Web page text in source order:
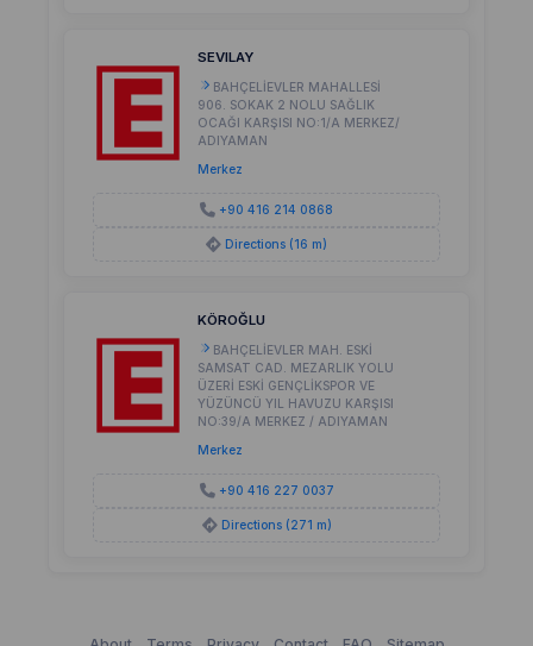
SEVILAY
BAHÇELİEVLER MAHALLESİ
906. SOKAK 2 NOLU SAĞLIK
OCAĞI KARŞISI NO:1/A MERKEZ/
ADIYAMAN
Merkez
+90 416 214 0868
Directions (16 m)
KÖROĞLU
BAHÇELİEVLER MAH. ESKİ
SAMSAT CAD. MEZARLIK YOLU
ÜZERİ ESKİ GENÇLİKSPOR VE
YÜZÜNCÜ YIL HAVUZU KARŞISI
NO:39/A MERKEZ / ADIYAMAN
Merkez
+90 416 227 0037
Directions (271 m)